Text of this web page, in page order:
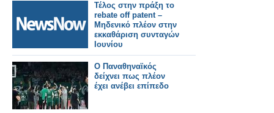
Τέλος στην πράξη το
rebate off patent –
Μηδενικό πλέον στην
εκκαθάριση συνταγών
Ιουνίου
Ο Παναθηναϊκός
δείχνει πως πλέον
έχει ανέβει επίπεδο